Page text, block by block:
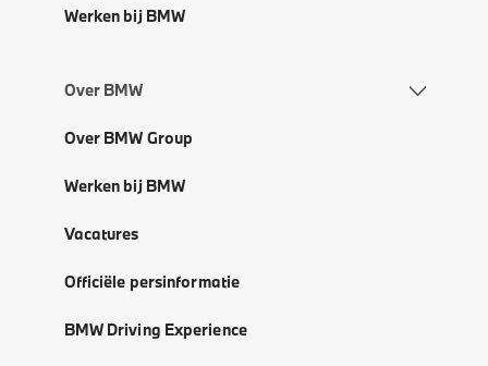
Werken bij BMW
Over BMW
Over BMW Group
Werken bij BMW
Vacatures
Officiële persinformatie
BMW Driving Experience